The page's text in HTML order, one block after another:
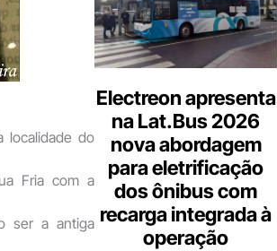
localidade do
Fria com a
ser a antiga
Electreon apresenta
na Lat.Bus 2026
nova abordagem
para eletrificação
dos ônibus com
recarga integrada à
operação